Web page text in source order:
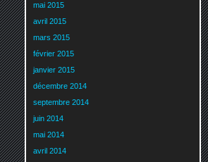
mai 2015
avril 2015
mars 2015
février 2015
janvier 2015
décembre 2014
septembre 2014
juin 2014
mai 2014
avril 2014